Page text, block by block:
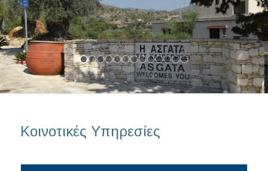
Κοινοτικές Υπηρεσίες